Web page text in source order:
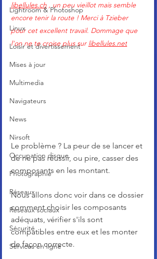
Lightroom & Photoshop
Linux
Loisir et divertissement
Mises à jour
Multimedia
Navigateurs
News
Nirsoft
Occupation disque
Photographie
Réseaux
Réseaux sociaux
Sécurité
Services en ligne
libellules.ch , un peu vieillot mais semble
encore tenir la route ! Merci à Tzieber
pour cet excellent travail. Dommage que
l'on ne te croise plus sur libellules.net
Le problème ? La peur de se lancer et
de ne pas réussir, ou pire, casser des
composants en les montant.
Nous allons donc voir dans ce dossier
comment choisir les composants
adéquats, vérifier s'ils sont
compatibles entre eux et les monter
de façon correcte.